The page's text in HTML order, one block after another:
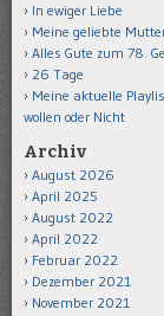
In ewiger Liebe
Meine geliebte
Alles Gute zum 78.
26 Tage
Meine aktuelle
wollen oder Nicht
Archiv
August 2026
April 2025
August 2022
April 2022
Februar 2022
Dezember 2021
November 2021